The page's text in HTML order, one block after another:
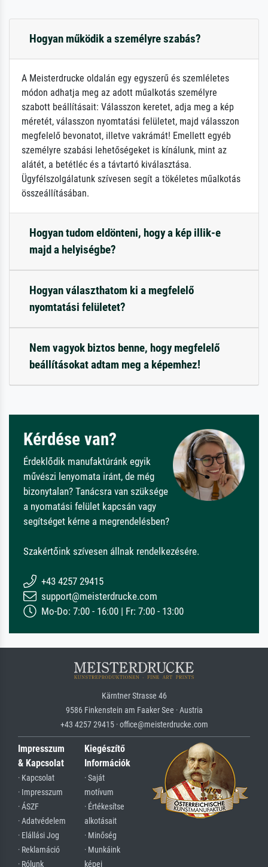
Hogyan működik a személyre szabás?
A Meisterdrucke oldalán egy egyszerű és szemléletes
módon adhatja meg az adott műalkotás személyre
szabott beállításait: Válasszon keretet, adja meg a kép
méretét, válasszon nyomtatási felületet, majd válasszon
megfelelő bevonatot, illetve vakrámát! Emellett egyéb
személyre szabási lehetőségeket is kínálunk, mint az
alátét, a betétléc és a távtartó kiválasztása.
Ügyfélszolgálatunk szívesen segít a tökéletes műalkotás
összeállításában.
Hogyan tudom eldönteni, hogy a kép illik-e
majd a helyiségbe?
Hogyan választhatom ki a megfelelő
nyomtatási felületet?
Nem vagyok biztos benne, hogy megfelelő
beállításokat adtam meg a képemhez!
Kérdése van?
Érdeklődik manufaktúránk egyik
művészi lenyomata iránt, de még
bizonytalan? Tanácsra van szüksége
a nyomatási felület kapcsán vagy
segítséget kérne a megrendelésben?
Szakértőink szívesen állnak rendelkezésére.
+43 4257 29415
support@meisterdrucke.com
Mo-Do: 7:00 - 16:00 | Fr: 7:00 - 13:00
Kärntner Strasse 46
9586 Finkenstein am Faaker See · Austria
+43 4257 29415 · office@meisterdrucke.com
Impresszum
& Kapcsolat
· Kapcsolat
· Impresszum
· ÁSZF
· Adatvédelem
· Elállási Jog
· Reklamáció
· Rólunk
Kiegészítő
Információk
· Saját
motívum
· Értékesítse
alkotásait
· Minőség
· Munkáink
képei